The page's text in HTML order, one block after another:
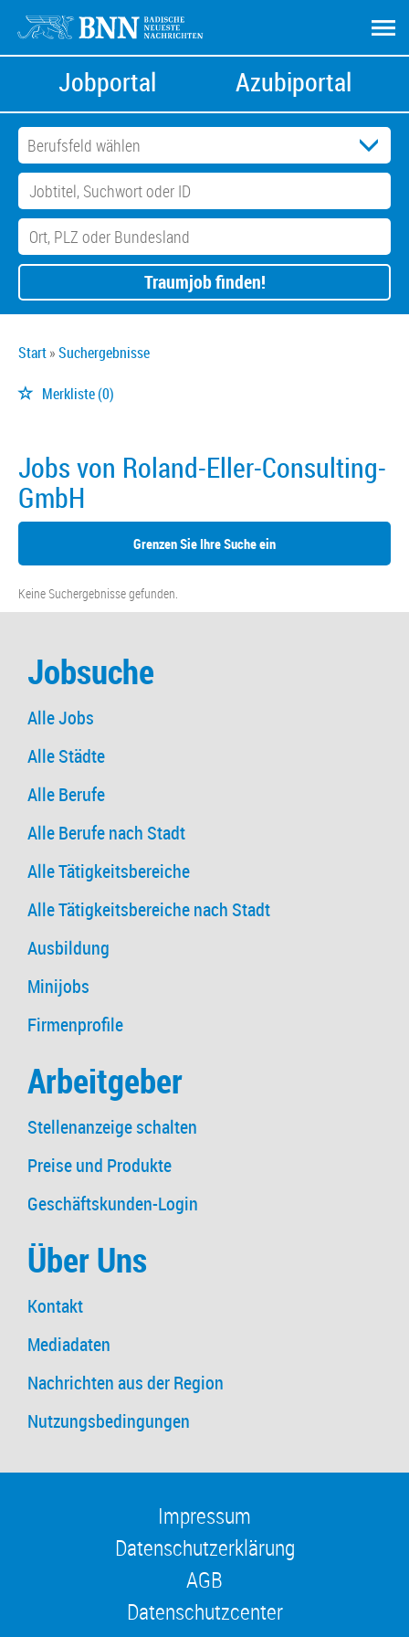
Jobportal Azubiportal
Traumjob finden!
Start Suchergebnisse
Merkliste(0)
Jobs von Roland-Eller-Consulting-
GmbH
Grenzen Sie Ihre Suche ein
Keine Suchergebnisse gefunden.
Jobsuche
Alle Jobs
Alle Städte
Alle Berufe
Alle Berufe nach Stadt
Alle Tätigkeitsbereiche
Alle Tätigkeitsbereiche nach Stadt
Ausbildung
Minijobs
Firmenprofile
Arbeitgeber
Stellenanzeige schalten
Preise und Produkte
Geschäftskunden-Login
Über Uns
Kontakt
Mediadaten
Nachrichten aus der Region
Nutzungsbedingungen
Impressum
Datenschutzerklärung
AGB
Datenschutzcenter